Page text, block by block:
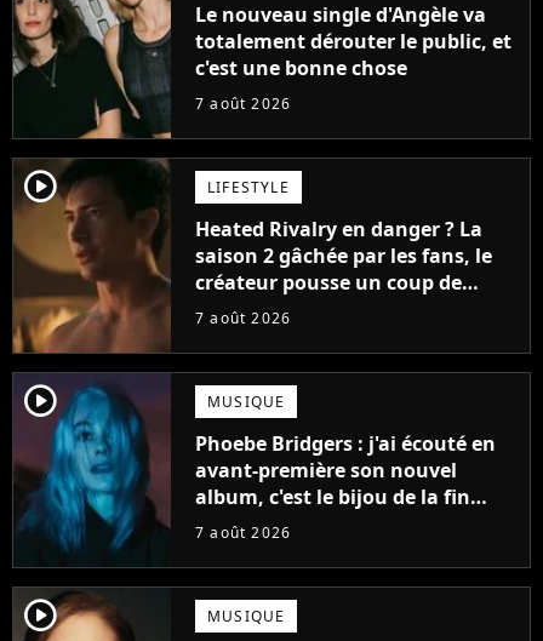
Le nouveau single d'Angèle va
totalement dérouter le public, et
c'est une bonne chose
7 août 2026
player2 LIFESTYLE
Heated Rivalry en danger ? La
saison 2 gâchée par les fans, le
créateur pousse un coup de
gueule
7 août 2026
player2 MUSIQUE
Phoebe Bridgers : j'ai écouté en
avant-première son nouvel
album, c'est le bijou de la fin
d'été
7 août 2026
player2 MUSIQUE